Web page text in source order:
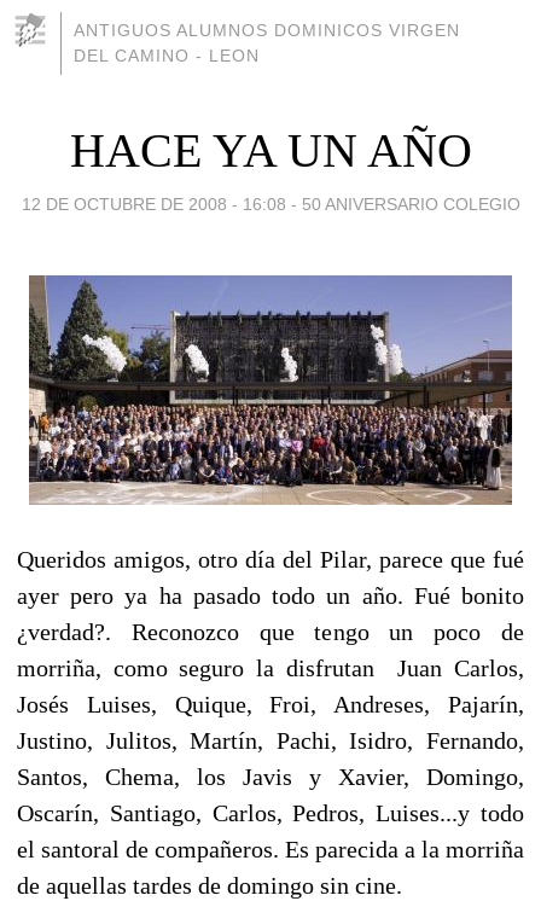
ANTIGUOS ALUMNOS DOMINICOS VIRGEN
DEL CAMINO - LEON
HACE YA UN AÑO
12 DE OCTUBRE DE 2008 - 16:08 - 50 ANIVERSARIO COLEGIO
Queridos amigos, otro día del Pilar, parece que fué
ayer pero ya ha pasado todo un año. Fué bonito
¿verdad?. Reconozco que tengo un poco de
morriña, como seguro la disfrutan Juan Carlos,
Josés Luises, Quique, Froi, Andreses, Pajarín,
Justino, Julitos, Martín, Pachi, Isidro, Fernando,
Santos, Chema, los Javis y Xavier, Domingo,
Oscarín, Santiago, Carlos, Pedros, Luises...y todo
el santoral de compañeros. Es parecida a la morriña
de aquellas tardes de domingo sin cine.